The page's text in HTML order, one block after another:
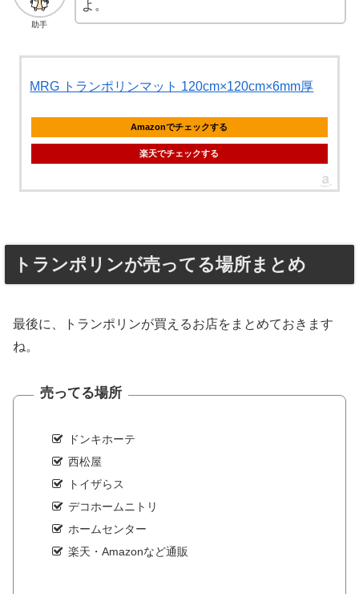
助手
よ。
MRG トランポリンマット 120cm×120cm×6mm厚
Amazonでチェックする
楽天でチェックする
トランポリンが売ってる場所まとめ
最後に、トランポリンが買えるお店をまとめておきます
ね。
売ってる場所
ドンキホーテ
西松屋
トイザらス
デコホームニトリ
ホームセンター
楽天・Amazonなど通販